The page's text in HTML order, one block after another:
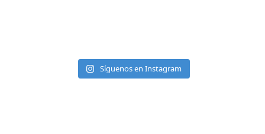
Síguenos en Instagram